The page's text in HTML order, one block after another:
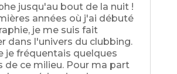
jusqu'au bout de la nuit !
années où j'ai débuté
je me suis fait
dans l'univers du clubbing.
je fréquentais quelques
de ce milieu. Pour ma part